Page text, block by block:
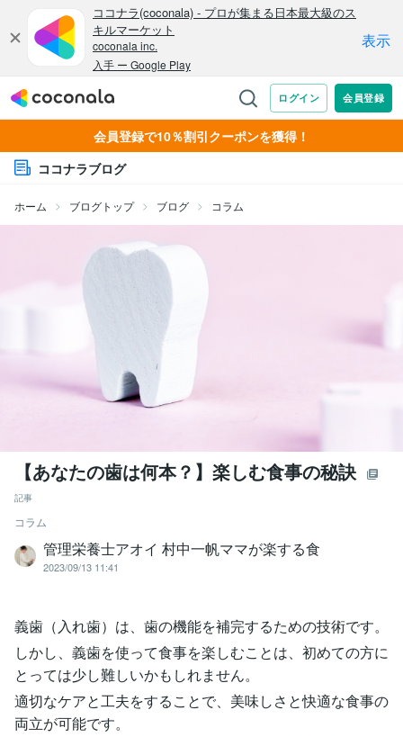
会員登録で10％割引クーポンを獲得！
ココナラブログ
ホーム ブログトップ ブログ コラム
【あなたの歯は何本？】楽しむ食事の秘訣
記事
コラム
管理栄養士アオイ 村中一帆ママが楽する食
2023/09/13 11:41
義歯（入れ歯）は、歯の機能を補完するための技術です。
しかし、義歯を使って食事を楽しむことは、初めての方に
とっては少し難しいかもしれません。
適切なケアと工夫をすることで、美味しさと快適な食事の
両立が可能です。